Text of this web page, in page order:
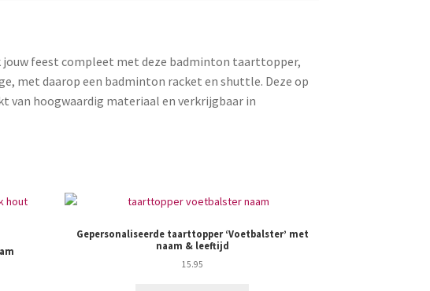
jouw feest compleet met deze badminton taarttopper,
met daarop een badminton racket en shuttle. Deze op
van hoogwaardig materiaal en verkrijgbaar in
Gepersonaliseerde taarttopper ‘Voetbalster’ met
naam & leeftijd
15.95